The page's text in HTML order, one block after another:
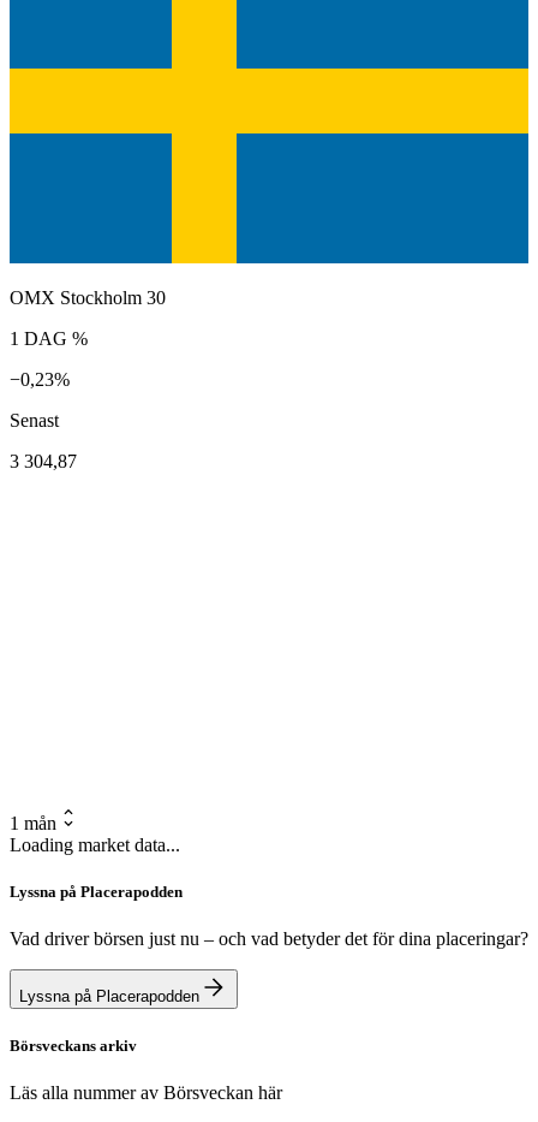
OMX Stockholm 30
1 DAG %
−0,23%
Senast
3 304,87
1 mån
Loading market data...
Lyssna på Placerapodden
Vad driver börsen just nu – och vad betyder det för dina placeringar?
Lyssna på Placerapodden
Börsveckans arkiv
Läs alla nummer av Börsveckan här